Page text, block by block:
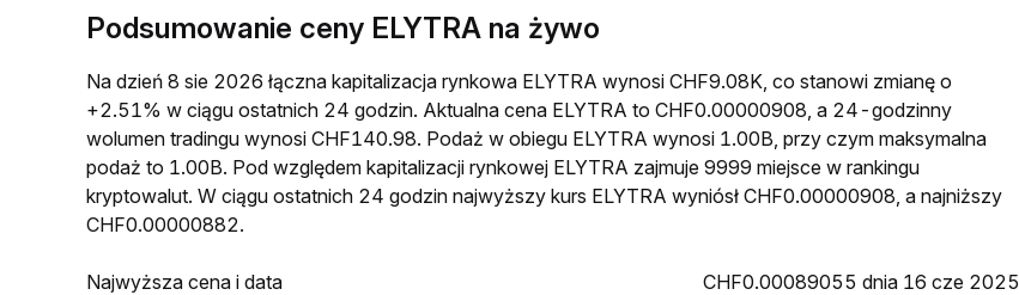
Podsumowanie ceny ELYTRA na żywo
Na dzień 8 sie 2026 łączna kapitalizacja rynkowa ELYTRA wynosi CHF9.08K, co stanowi zmianę o
+2.51% w ciągu ostatnich 24 godzin. Aktualna cena ELYTRA to CHF0.00000908, a 24-godzinny
wolumen tradingu wynosi CHF140.98. Podaż w obiegu ELYTRA wynosi 1.00B, przy czym maksymalna
podaż to 1.00B. Pod względem kapitalizacji rynkowej ELYTRA zajmuje 9999 miejsce w rankingu
kryptowalut. W ciągu ostatnich 24 godzin najwyższy kurs ELYTRA wyniósł CHF0.00000908, a najniższy
CHF0.00000882.
Najwyższa cena i data
CHF0.00089055 dnia 16 cze 2025